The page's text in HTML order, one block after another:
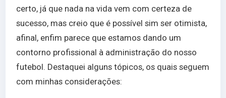
certo, já que nada na vida vem com certeza de
sucesso, mas creio que é possível sim ser otimista,
afinal, enfim parece que estamos dando um
contorno profissional à administração do nosso
futebol. Destaquei alguns tópicos, os quais seguem
com minhas considerações: